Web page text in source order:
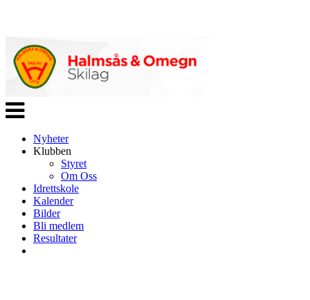
Veksle
navigasjon
Nyheter
Klubben
Styret
Om Oss
Idrettskole
Kalender
Bilder
Bli medlem
Resultater